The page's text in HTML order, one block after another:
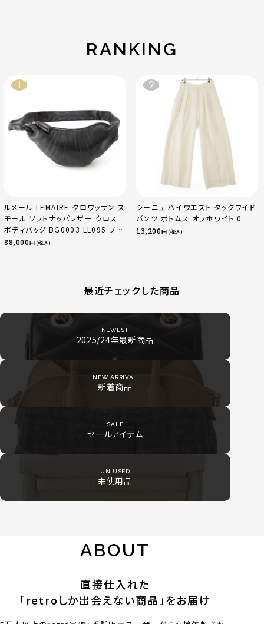
RANKING
ルメール LEMAIRE クロワッサン ス
モール ソフトナッパレザー クロス
ボディバッグ BG0003 LL095 ブラ
ック
88,000円 (税込)
シーニュ ハイウエスト タックワイド
パンツ ボトムス オフホワイト 0
13,200円 (税込)
最近チェックした商品
NEWEST
2025/24年最新商品
NEW ARRIVAL
新着商品
SALE
セールアイテム
UN USED
未使用品
ABOUT
直接仕入れた
「retroしか出会えない商品」をお届け